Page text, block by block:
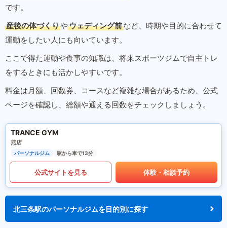
です。
産後の体づくりやウェディング前など、時期や目的に合わせて
運動をしたい人にも向いています。
ここで得た運動や食事の知識は、将来スポーツジムで自主トレ
をするときにも活かしやすいです。
料金は月額、回数券、コースなど複雑な場合があるため、公式
ページを確認し、総額や通える回数をチェックしましょう。
TRANCE GYM
燕店
パーソナルジム 駅から車で13分
公式サイトを見る 体験・相談予約
北三条駅のパーソナルジムを目的別に探す